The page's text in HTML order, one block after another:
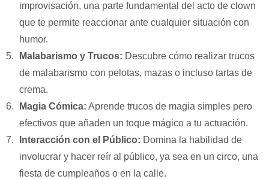
improvisación, una parte fundamental del acto de clown
que te permite reaccionar ante cualquier situación con
humor.
Malabarismo y Trucos: Descubre cómo realizar trucos
de malabarismo con pelotas, mazas o incluso tartas de
crema.
Magia Cómica: Aprende trucos de magia simples pero
efectivos que añaden un toque mágico a tu actuación.
Interacción con el Público: Domina la habilidad de
involucrar y hacer reír al público, ya sea en un circo, una
fiesta de cumpleaños o en la calle.